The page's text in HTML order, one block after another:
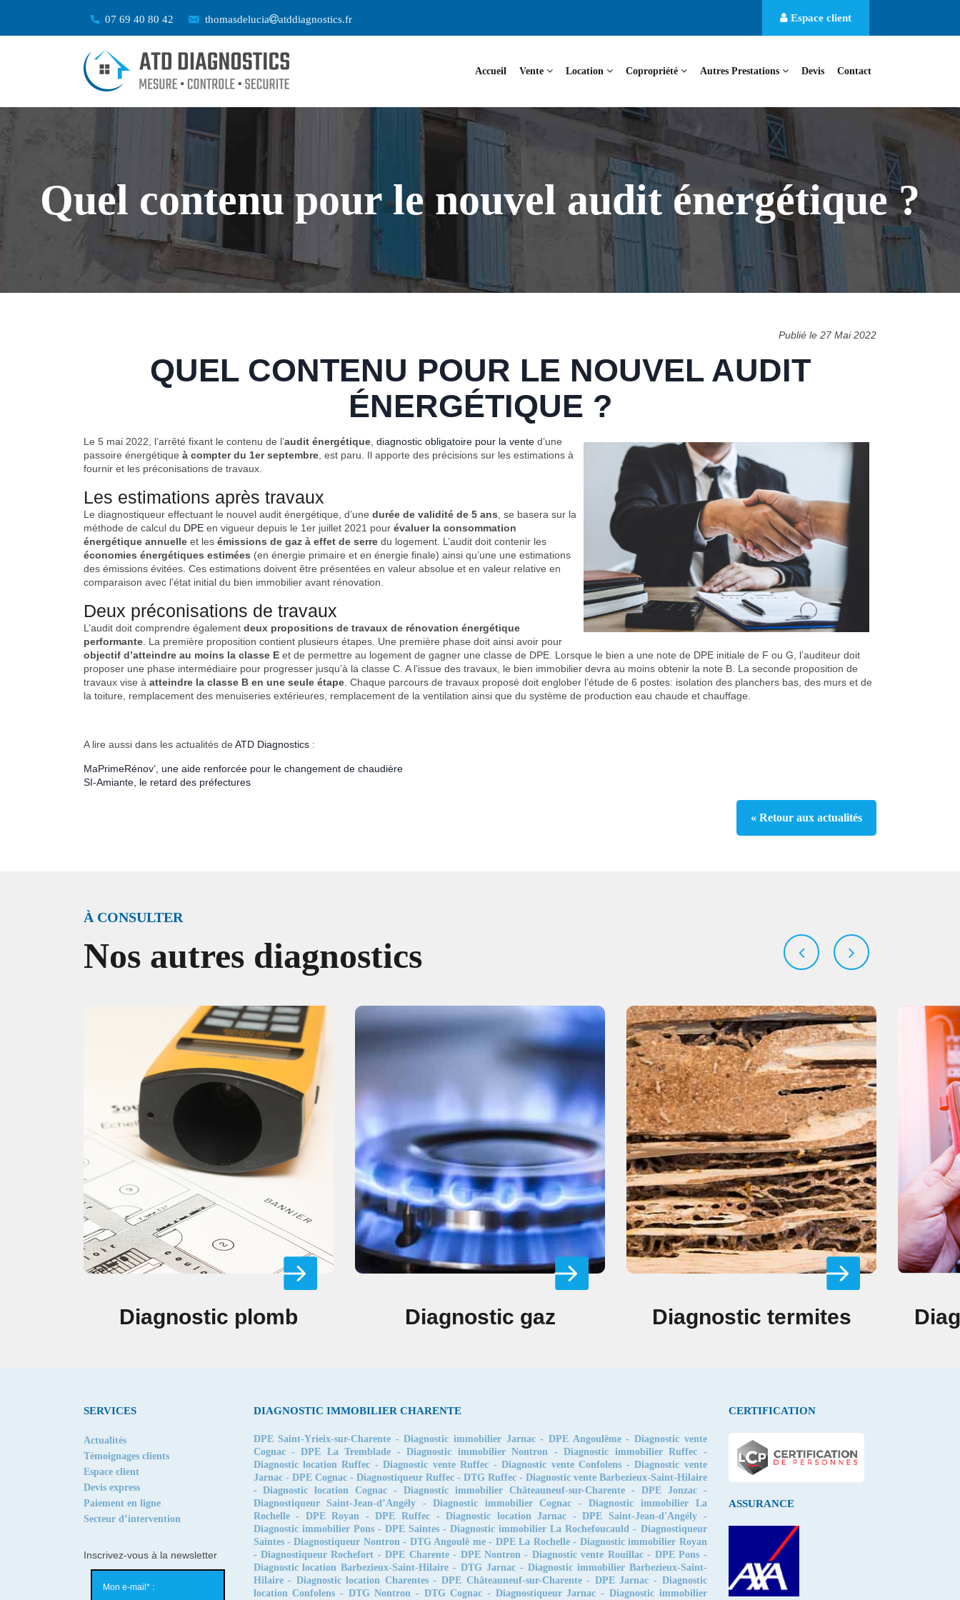
07 69 40 80 42 thomasdelucia atddiagnostics.fr Espace client
Accueil Vente Location Copropriété Autres Prestations Devis Contact
Quel contenu pour le nouvel audit énergétique ?
Publié le 27 Mai 2022
QUEL CONTENU POUR LE NOUVEL AUDIT
ÉNERGÉTIQUE ?
Le 5 mai 2022, l’arrêté fixant le contenu de l’audit énergétique diagnostic obligatoire pour la vente d’une
passoire énergétique à compter du 1er septembre , est paru. Il apporte des précisions sur les estimations à
fournir et les préconisations de travaux.
Les estimations après travaux
Le diagnostiqueur effectuant le nouvel audit énergétique, d’une durée de validité de 5 ans , se basera sur la
méthode de calcul du DPE en vigueur depuis le 1er juillet 2021 pour évaluer la consommation
énergétique annuelle et les émissions de gaz à effet de serre du logement. L’audit doit contenir les
économies énergétiques estimées (en énergie primaire et en énergie finale) ainsi qu’une une estimations
des émissions évitées. Ces estimations doivent être présentées en valeur absolue et en valeur relative en
comparaison avec l’état initial du bien immobilier avant rénovation.
Deux préconisations de travaux
L’audit doit comprendre également deux propositions de travaux de rénovation énergétique
performante . La première proposition contient plusieurs étapes. Une première phase doit ainsi avoir pour
objectif d’atteindre au moins la classe E et de permettre au logement de gagner une classe de DPE. Lorsque le bien a une note de DPE initiale de F ou G, l’auditeur doit
proposer une phase intermédiaire pour progresser jusqu’à la classe C. A l’issue des travaux, le bien immobilier devra au moins obtenir la note B. La seconde proposition de
travaux vise à atteindre la classe B en une seule étape . Chaque parcours de travaux proposé doit englober l’étude de 6 postes: isolation des planchers bas, des murs et de
la toiture, remplacement des menuiseries extérieures, remplacement de la ventilation ainsi que du système de production eau chaude et chauffage.
A lire aussi dans les actualités de ATD Diagnostics :
MaPrimeRénov’, une aide renforcée pour le changement de chaudière
SI-Amiante, le retard des préfectures
« Retour aux actualités
À CONSULTER
Nos autres diagnostics
Diagnostic plomb Diagnostic gaz Diagnostic termites
SERVICES
Actualités
Témoignages clients
Espace client
Devis express
Paiement en ligne
Secteur d’intervention
Inscrivez-vous à la newsletter
CERTIFICATION
ASSURANCE
DIAGNOSTIC IMMOBILIER CHARENTE
DPE Saint-Yrieix-sur-Charente -Diagnostic immobilier Jarnac- DPE Angoulême- Diagnostic vente
Cognac-DPE La Tremblade -Diagnostic immobilier Nontron -Diagnostic immobilier Ruffec -
Diagnostic location Ruffec -Diagnostic vente Ruffec -Diagnostic vente Confolens -Diagnostic vente
Jarnac- DPE Cognac- Diagnostiqueur Ruffec- DTG Ruffec- Diagnostic vente Barbezieux-Saint-Hilaire
-Diagnostic location Cognac -Diagnostic immobilier Châteauneuf-sur-Charente- DPE Jonzac-
Diagnostiqueur Saint-Jean-d’Angély -Diagnostic immobilier Cognac -Diagnostic immobilier La
Rochelle- DPE Royan -DPE Ruffec-Diagnostic location Jarnac -DPE Saint-Jean-d'Angély -
Diagnostic immobilier Pons- DPE Saintes-Diagnostic immobilier La Rochefoucauld - Diagnostiqueur
Saintes-Diagnostiqueur Nontron- DTG Angoulê me- DPE La Rochelle- Diagnostic immobilier Royan
- Diagnostiqueur Rochefort -DPE Charente- DPE Nontron - Diagnostic vente Rouillac- DPE Pons -
Diagnostic location Barbezieux-Saint-Hilaire -DTG Jarnac- Diagnostic immobilier Barbezieux-Saint-
Hilaire- Diagnostic location Charentes-DPE Châteauneuf-sur-Charente- DPE Jarnac - Diagnostic
location Confolens - DTG Nontron - DTG Cognac - Diagnostiqueur Jarnac - Diagnostic immobilier